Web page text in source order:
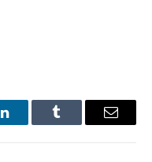
LinkedInTumblr Email